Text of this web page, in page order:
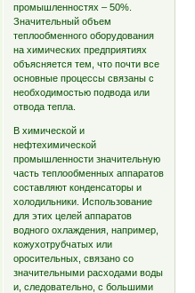
промышленностях – 50%.
Значительный объем
теплообменного оборудования
на химических предприятиях
объясняется тем, что почти все
основные процессы связаны с
необходимостью подвода или
отвода тепла.
В химической и
нефтехимической
промышленности значительную
часть теплообменных аппаратов
составляют конденсаторы и
холодильники. Использование
для этих целей аппаратов
водного охлаждения, например,
кожухотрубчатых или
оросительных, связано со
значительными расходами воды
и, следовательно, с большими